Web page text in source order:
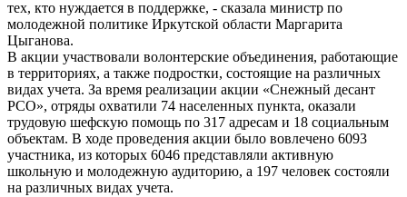
тех, кто нуждается в поддержке, - сказала министр по
молодежной политике Иркутской области Маргарита
Цыганова.
В акции участвовали волонтерские объединения, работающие
в территориях, а также подростки, состоящие на различных
видах учета. За время реализации акции «Снежный десант
РСО», отряды охватили 74 населенных пункта, оказали
трудовую шефскую помощь по 317 адресам и 18 социальным
объектам. В ходе проведения акции было вовлечено 6093
участника, из которых 6046 представляли активную
школьную и молодежную аудиторию, а 197 человек состояли
на различных видах учета.